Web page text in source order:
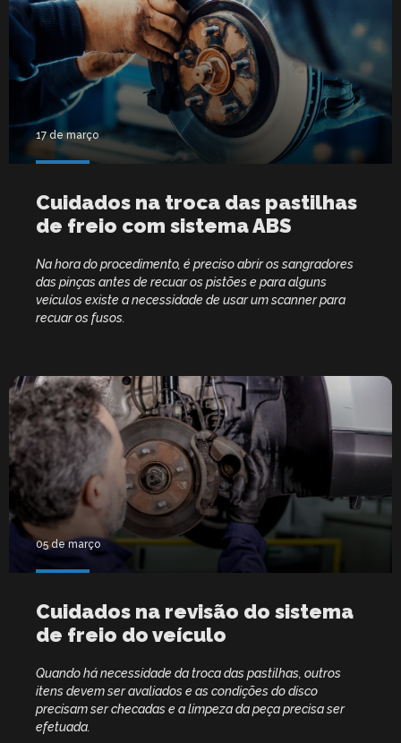
17 de março
Cuidados na troca das pastilhas
de freio com sistema ABS
Na hora do procedimento, é preciso abrir os sangradores
das pinças antes de recuar os pistões e para alguns
veículos existe a necessidade de usar um scanner para
recuar os fusos.
05 de março
Cuidados na revisão do sistema
de freio do veículo
Quando há necessidade da troca das pastilhas, outros
itens devem ser avaliados e as condições do disco
precisam ser checadas e a limpeza da peça precisa ser
efetuada.